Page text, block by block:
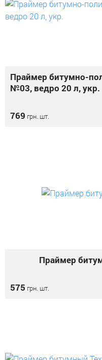
Праймер битумно-
№03, ведро 20 л, укр.
769 грн. шт.
Праймер
575 грн. шт.